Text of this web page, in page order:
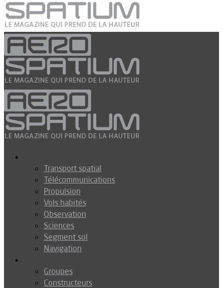
Transport spatial
Télécommunications
Propulsion
Vols habités
Observation
Sciences
Segment sol
Navigation
Groupes
Constructeurs